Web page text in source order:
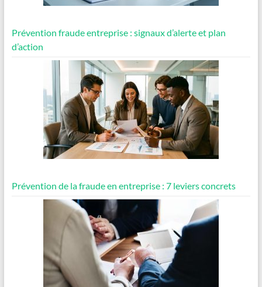
Prévention fraude entreprise : signaux d’alerte et plan
d’action
Prévention de la fraude en entreprise : 7 leviers concrets